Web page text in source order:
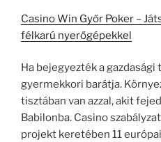
Casino Win Győr Poker –
félkarú nyerőgépekkel
Ha bejegyezték a gazdasági
gyermekkori barátja.
tisztában van azzal, akit
Babilonba. Casino
projekt keretében 11